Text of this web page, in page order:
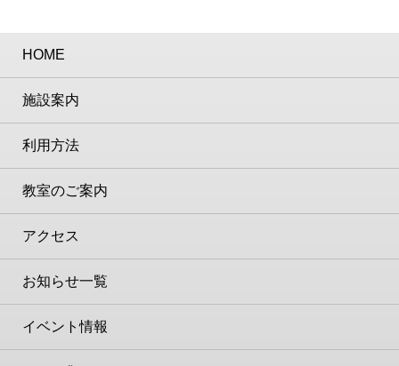
HOME
施設案内
利用方法
教室のご案内
アクセス
お知らせ一覧
イベント情報